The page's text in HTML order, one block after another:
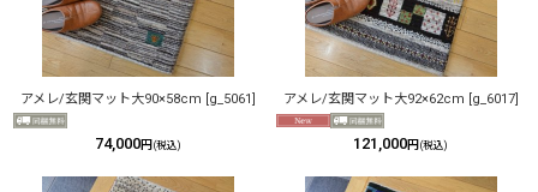
アメレ/玄関マット大90×58cm g_5061
74,000円 (税込)
アメレ/玄関マット大92×62cm g_6017]
121,000円 (税込)